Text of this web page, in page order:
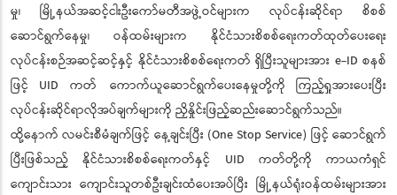
မှု၊ မြို့နယ်အဆင့်ငါးဦးကော်မတီအဖွဲ့ဝင်များက လုပ်ငန်းဆိုင်ရာ စိစစ်
ဆောင်ရွက်နေမှု၊ ဝန်ထမ်းများက နိုင်ငံသားစိစစ်ရေးကတ်ထုတ်ပေးရေး
လုပ်ငန်းစဉ်အဆင့်ဆင့်နှင့် နိုင်ငံသားစိစစ်ရေးကတ် ရှိပြီးသူများအား e-ID စနစ်
ဖြင့် UID ကတ် ကောက်ယူဆောင်ရွက်ပေးနေမှုတို့ကို ကြည့်ရှုအားပေးပြီး
လုပ်ငန်းဆိုင်ရာလိုအပ်ချက်များကို ညှိနှိုင်းဖြည့်ဆည်းဆောင်ရွက်သည်။
ထို့နောက် လမင်းစီမံချက်ဖြင့် နေ့ချင်းပြီး (One Stop Service) ဖြင့် ဆောင်ရွက်
ပြီးဖြစ်သည့် နိုင်ငံသားစိစစ်ရေးကတ်နှင့် UID ကတ်တို့ကို ကာယကံရှင်
ကျောင်းသား ကျောင်းသူတစ်ဦးချင်းထံပေးအပ်ပြီး မြို့နယ်ရုံးဝန်ထမ်းများအား